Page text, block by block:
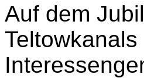
Auf dem